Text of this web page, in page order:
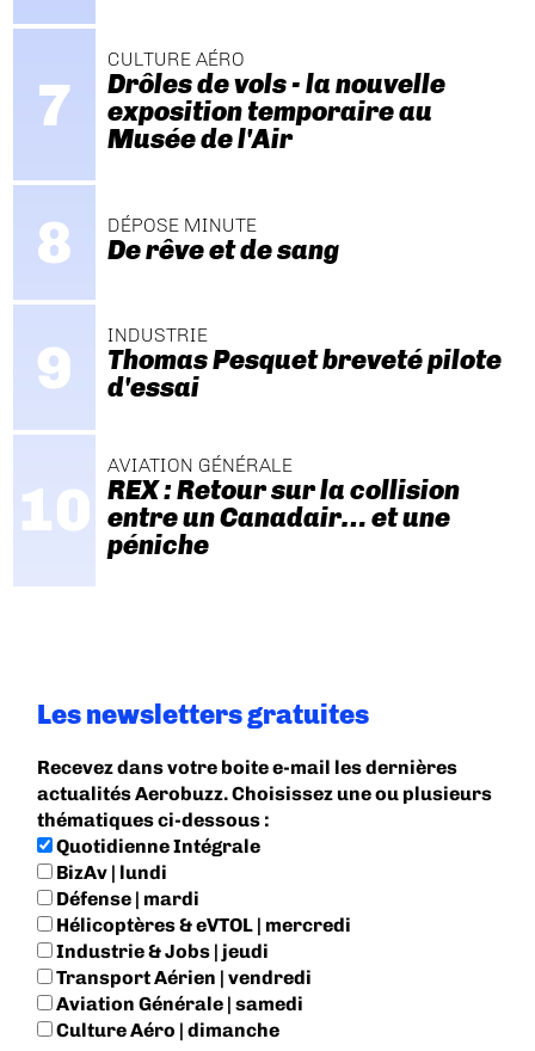
CULTURE AÉRO
Drôles de vols - la nouvelle
exposition temporaire au
Musée de l'Air
DÉPOSE MINUTE
De rêve et de sang
INDUSTRIE
Thomas Pesquet breveté pilote
d'essai
AVIATION GÉNÉRALE
REX : Retour sur la collision
entre un Canadair… et une
péniche
Les newsletters gratuites
Recevez dans votre boite e-mail les dernières
actualités Aerobuzz. Choisissez une ou plusieurs
thématiques ci-dessous :
Quotidienne Intégrale
BizAv | lundi
Défense | mardi
Hélicoptères & eVTOL | mercredi
Industrie & Jobs | jeudi
Transport Aérien | vendredi
Aviation Générale | samedi
Culture Aéro | dimanche